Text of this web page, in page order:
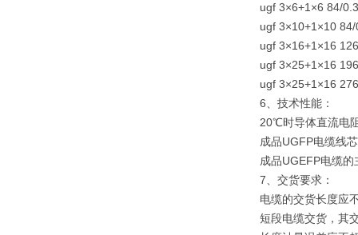
ugf 3×6+1×6 84/
ugf 3×10+1×10
ugf 3×16+1×16
ugf 3×25+1×16
ugf 3×25+1×16
6、技术性能：
20℃时导体直流电
成品UGFP电缆线
成品UGEFP电缆
7、交货要求：
电缆的交货长度应
短段电缆交货，其